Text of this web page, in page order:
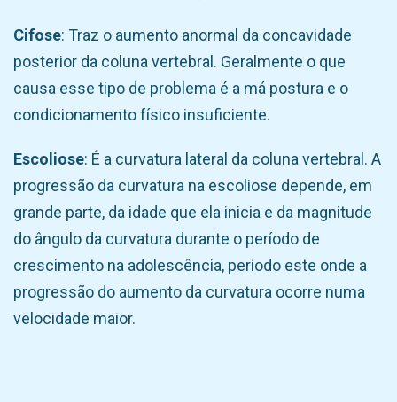
Cifose: Traz o aumento anormal da concavidade
posterior da coluna vertebral. Geralmente o que
causa esse tipo de problema é a má postura e o
condicionamento físico insuficiente.
Escoliose: É a curvatura lateral da coluna vertebral. A
progressão da curvatura na escoliose depende, em
grande parte, da idade que ela inicia e da magnitude
do ângulo da curvatura durante o período de
crescimento na adolescência, período este onde a
progressão do aumento da curvatura ocorre numa
velocidade maior.